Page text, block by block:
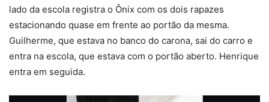
lado da escola registra o Ônix com os dois rapazes
estacionando quase em frente ao portão da mesma.
Guilherme, que estava no banco do carona, sai do carro e
entra na escola, que estava com o portão aberto. Henrique
entra em seguida.